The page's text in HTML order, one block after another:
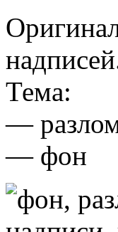
Тема:
—
— фон